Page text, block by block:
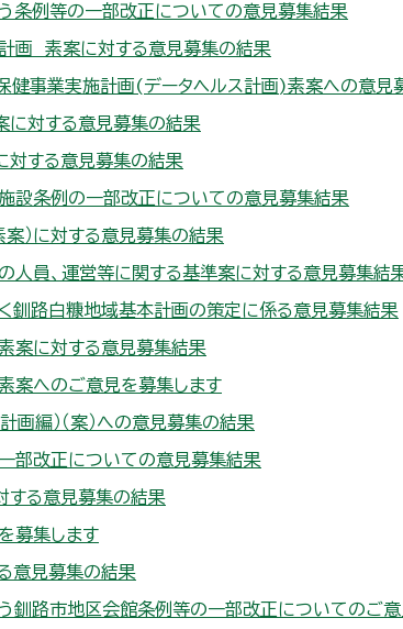
条例等の一部改正についての意見募集結果
画 素案に対する意見募集の結果
健事業実施計画(データヘルス計画)素案への意見
対する意見募集の結果
する意見募集の結果
設条例の一部改正についての意見募集結果
）に対する意見募集の結果
人員、運営等に関する基準案に対する意見募集結
釧路白糠地域基本計画の策定に係る意見募集結果
素案に対する意見募集結果
素案へのご意見を募集します
画編）（案）への意見募集の結果
部改正についての意見募集結果
る意見募集の結果
募集します
意見募集の結果
釧路市地区会館条例等の一部改正についてのご意